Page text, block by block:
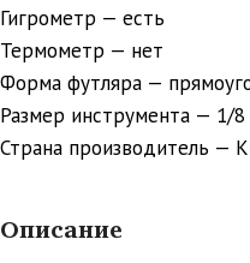
Гигрометр — есть
Термометр — нет
Форма футляра —
Размер инструмента — 1/8
Страна производитель —
Описание